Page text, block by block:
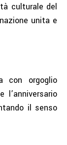
culturale del
unita e
con orgoglio
l’anniversario
il senso